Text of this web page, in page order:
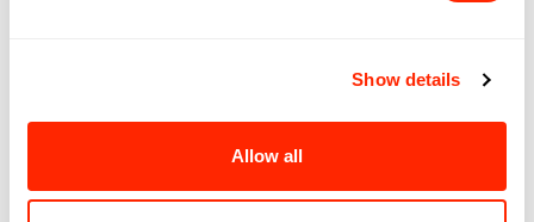
Show details
Allow all
EXPLORER OPPORTUNITÉS